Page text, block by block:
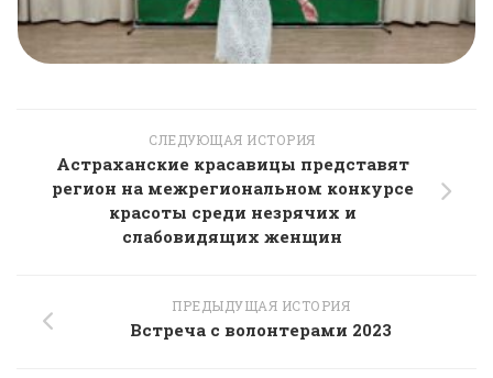
СЛЕДУЮЩАЯ ИСТОРИЯ
Астраханские красавицы представят
регион на межрегиональном конкурсе
красоты среди незрячих и
слабовидящих женщин
ПРЕДЫДУЩАЯ ИСТОРИЯ
Встреча с волонтерами 2023